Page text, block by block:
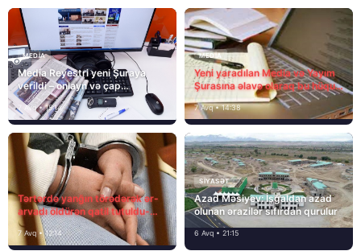
MEDİA
Media Reyestri yeni Şuraya
verildi – onlayn və çap
mediasını nə gözləyir?
7 Avq • 15:14
MEDİA
Yeni yaradılan Media və Yayım
Şurasına əlavə olaraq bu hüquq
və vəzifələr də verilib
7 Avq • 14:38
Tərtərdə yanğın törədərək ər-
arvadı öldürən qatil tutuldu-
SON DƏQİQƏ
7 Avq • 12:14
SIYASƏT
Azad Məsiyev: İşğaldan azad
olunan ərazilər sıfırdan qurulur
6 Avq • 21:15